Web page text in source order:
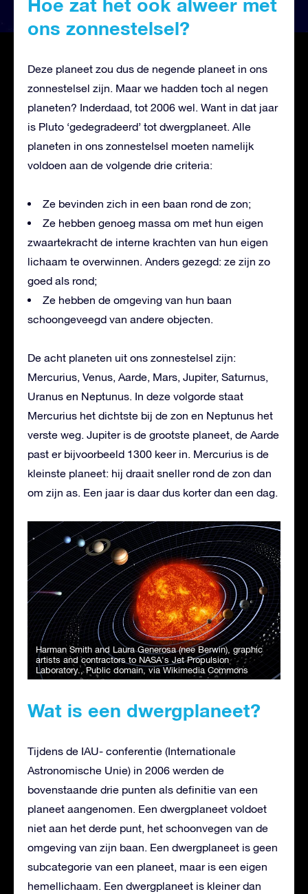
Hoe zat het ook alweer met
ons zonnestelsel?
Deze planeet zou dus de negende planeet in ons
zonnestelsel zijn. Maar we hadden toch al negen
planeten? Inderdaad, tot 2006 wel. Want in dat jaar
is Pluto ‘gedegradeerd’ tot dwergplaneet. Alle
planeten in ons zonnestelsel moeten namelijk
voldoen aan de volgende drie criteria:
Ze bevinden zich in een baan rond de zon;
Ze hebben genoeg massa om met hun eigen
zwaartekracht de interne krachten van hun eigen
lichaam te overwinnen. Anders gezegd: ze zijn zo
goed als rond;
Ze hebben de omgeving van hun baan
schoongeveegd van andere objecten.
De acht planeten uit ons zonnestelsel zijn:
Mercurius, Venus, Aarde, Mars, Jupiter, Saturnus,
Uranus en Neptunus. In deze volgorde staat
Mercurius het dichtste bij de zon en Neptunus het
verste weg. Jupiter is de grootste planeet, de Aarde
past er bijvoorbeeld 1300 keer in. Mercurius is de
kleinste planeet: hij draait sneller rond de zon dan
om zijn as. Een jaar is daar dus korter dan een dag.
Harman Smith and Laura Generosa (nee Berwin), graphic
artists and contractors to NASA's Jet Propulsion
Laboratory., Public domain, via Wikimedia Commons
Wat is een dwergplaneet?
Tijdens de IAU- conferentie (Internationale
Astronomische Unie) in 2006 werden de
bovenstaande drie punten als definitie van een
planeet aangenomen. Een dwergplaneet voldoet
niet aan het derde punt, het schoonvegen van de
omgeving van zijn baan. Een dwergplaneet is geen
subcategorie van een planeet, maar is een eigen
hemellichaam. Een dwergplaneet is kleiner dan